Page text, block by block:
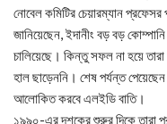
নোবেল কমিটির চেয়ারম্যান প্রফেসর
জানিয়েছেন, ইদানীং বড় বড়
চালিয়েছে। কিন্তু সফল না হয়ে
হাল ছাড়েননি। শেষ পর্যন্ত
আলোকিত করবে এলইডি বাতি।
১৯৯০-এর দশকের শুরুর দিকে তারা